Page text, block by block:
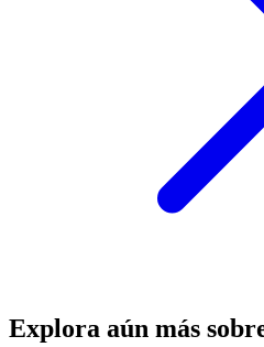
Explora aún más